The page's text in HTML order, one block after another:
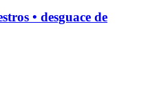
• desguace de